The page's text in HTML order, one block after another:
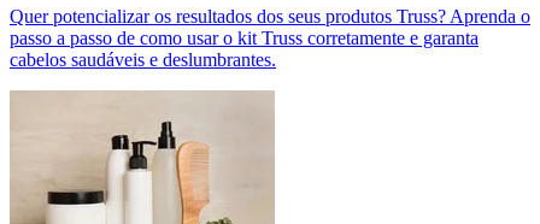
Quer potencializar os resultados dos seus produtos Truss? Aprenda o
passo a passo de como usar o kit Truss corretamente e garanta
cabelos saudáveis e deslumbrantes.